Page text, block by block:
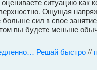
ситуацию
Ощущая
сил в свое
вы будете меньше
Решай быстро//